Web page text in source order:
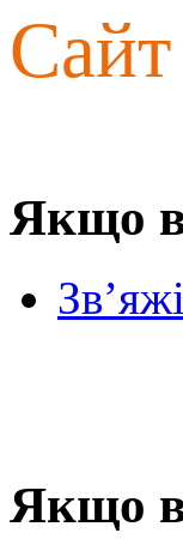
Якщо
Якщо